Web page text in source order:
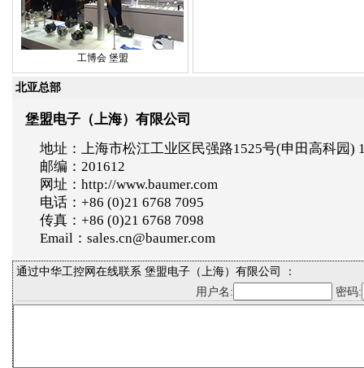
工博会 堡盟
北亚总部
堡盟电子（上海）有限公司
地址：上海市松江工业区民强路1525号(申田高科园)
邮编：201612
网址：http://www.baumer.com
电话：+86 (0)21 6768 7095
传真：+86 (0)21 6768 7098
Email：sales.cn@baumer.com
通过中华工控网在线联系 堡盟电子（上海）有限公司 ：
用户名:
密码: